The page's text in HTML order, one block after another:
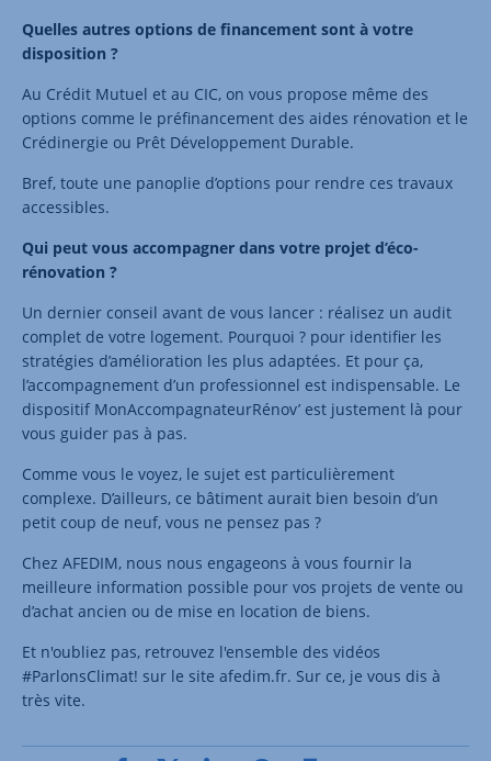
Quelles autres options de financement sont à votre
disposition ?
Au Crédit Mutuel et au CIC, on vous propose même des
options comme le préfinancement des aides rénovation et le
Crédinergie ou Prêt Développement Durable.
Bref, toute une panoplie d’options pour rendre ces travaux
accessibles.
Qui peut vous accompagner dans votre projet d’éco-
rénovation ?
Un dernier conseil avant de vous lancer : réalisez un audit
complet de votre logement. Pourquoi ? pour identifier les
stratégies d’amélioration les plus adaptées. Et pour ça,
l’accompagnement d’un professionnel est indispensable. Le
dispositif MonAccompagnateurRénov’ est justement là pour
vous guider pas à pas.
Comme vous le voyez, le sujet est particulièrement
complexe. D’ailleurs, ce bâtiment aurait bien besoin d’un
petit coup de neuf, vous ne pensez pas ?
Chez AFEDIM, nous nous engageons à vous fournir la
meilleure information possible pour vos projets de vente ou
d’achat ancien ou de mise en location de biens.
Et n'oubliez pas, retrouvez l'ensemble des vidéos
#ParlonsClimat! sur le site afedim.fr. Sur ce, je vous dis à
très vite.